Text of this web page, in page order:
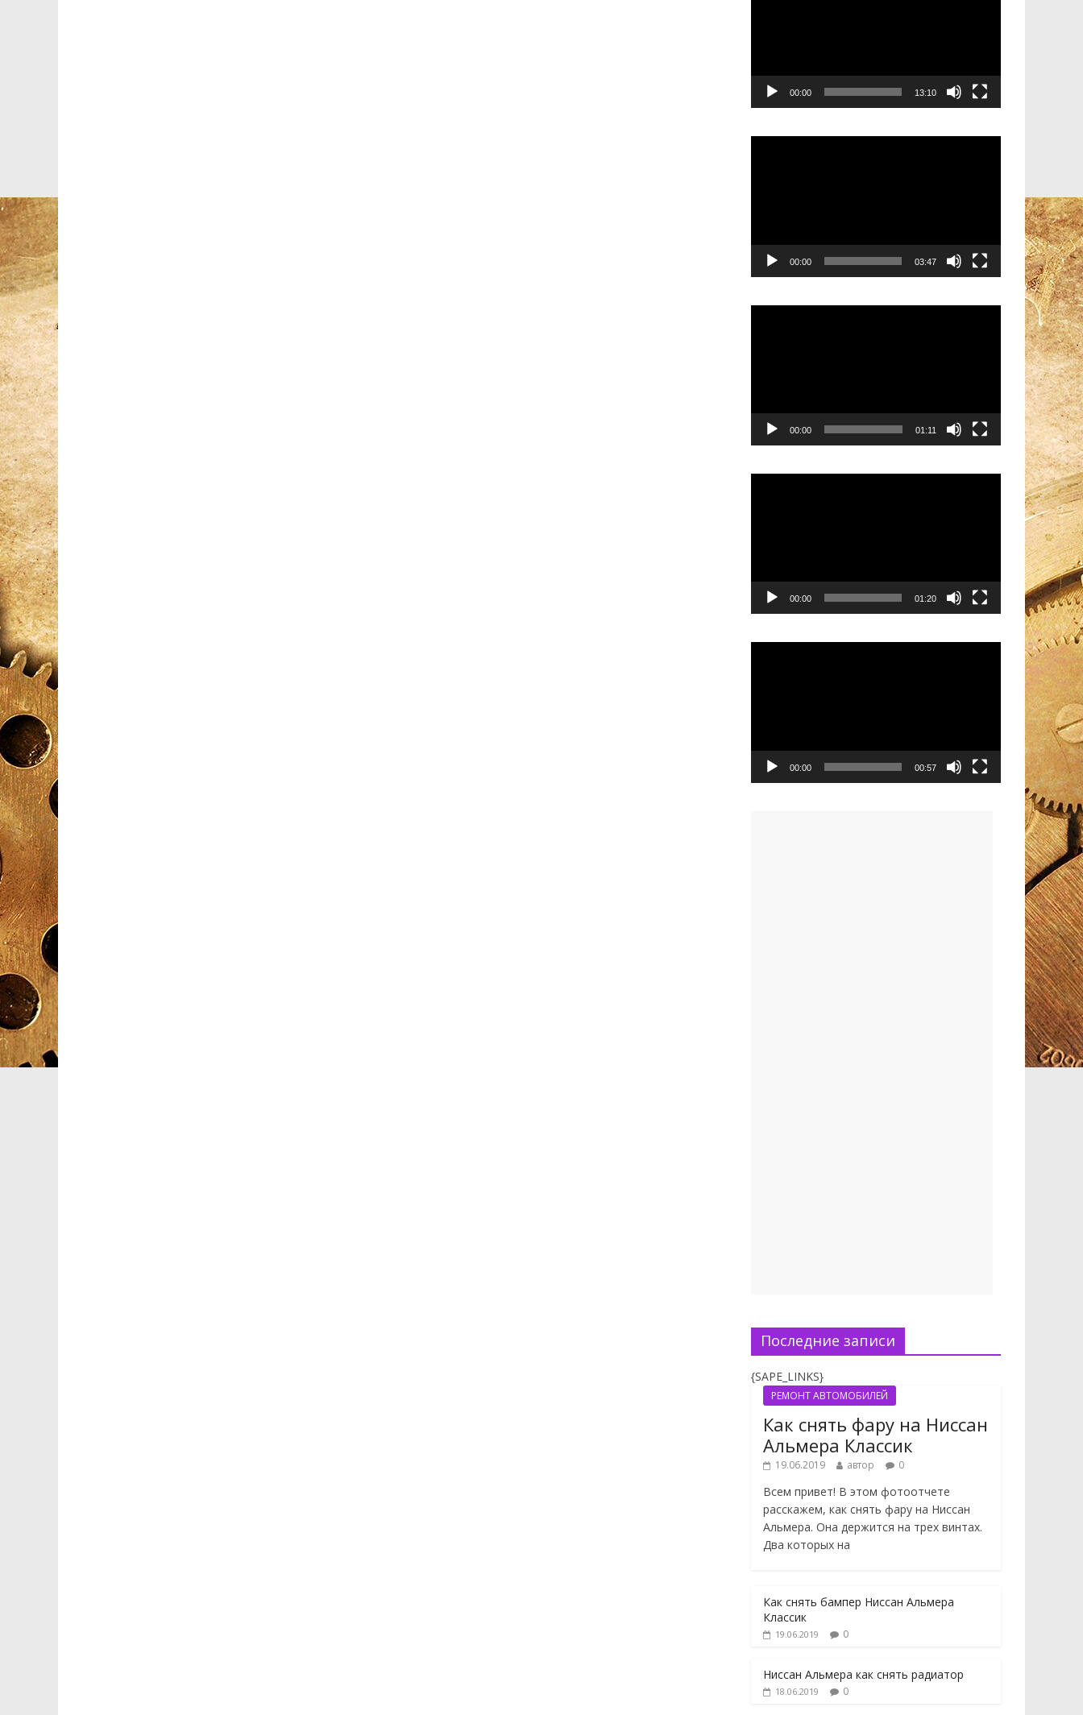
00:00 13:10
00:00 03:47
00:00 01:11
00:00 01:20
00:00 00:57
Последние записи
{SAPE_LINKS}
РЕМОНТ АВТОМОБИЛЕЙ
Как снять фару на Ниссан
Альмера Классик
19.06.2019 автор 0
Всем привет! В этом фотоотчете
расскажем, как снять фару на Ниссан
Альмера. Она держится на трех винтах.
Два которых на
Как снять бампер Ниссан Альмера
Классик
19.06.2019 0
Ниссан Альмера как снять радиатор
18.06.2019 0